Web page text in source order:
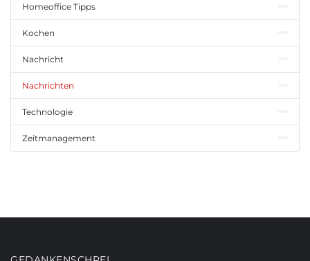
Homeoffice Tipps
Kochen
Nachricht
Nachrichten
Technologie
Zeitmanagement